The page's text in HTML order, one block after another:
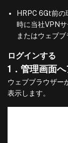
HRPC 6Gt前の
時に当社VPN
またはウェブ
ログインする
1．管理画面
ウェブブラウザー
表示します。